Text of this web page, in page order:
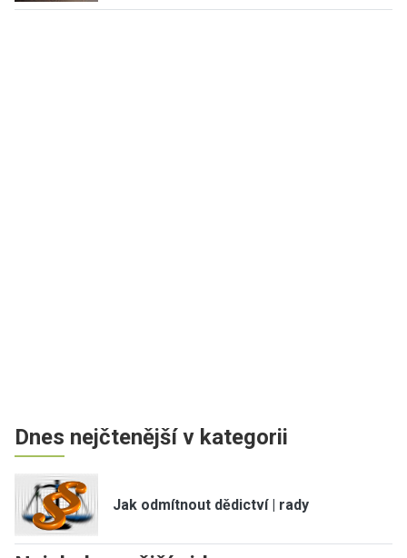
Dnes nejčtenější v kategorii
Jak odmítnout dědictví | rady